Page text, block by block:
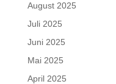
August 2025
Juli 2025
Juni 2025
Mai 2025
April 2025